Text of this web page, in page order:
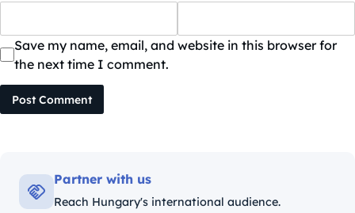
Save my name, email, and website in this browser for
the next time I comment.
Post Comment
Partner with us
Reach Hungary's international audience.